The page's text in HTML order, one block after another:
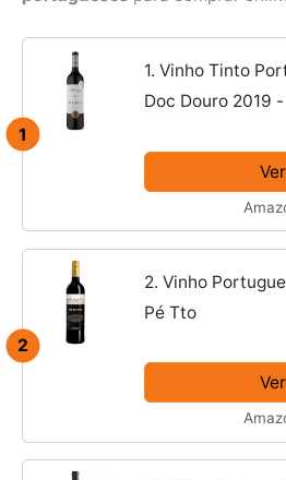
1
1. Vinho Tinto
Doc Douro 2019
2
2. Vinho
Pé Tto